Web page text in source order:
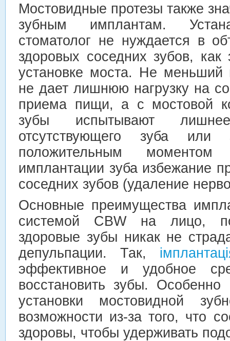
Мостовидные протезы также
зубным имплантам.
стоматолог не нуждается в
здоровых соседних зубов,
установке моста. Не меньший
не дает лишнюю нагрузку на
приема пищи, а с мостовой
зубы испытывают
отсутствующего зуба
положительным
имплантации зуба избежание
соседних зубов (удаление
Основные преимущества
системой CBW на лицо,
здоровые зубы никак не
депульпации. Так,
эффективное и удобное
восстановить зубы.
установки мостовидной
возможности из-за того, что
здоровы, чтобы удерживать